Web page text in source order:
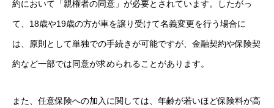
約において「親権者の同意」が必要とされています。したがっ
て、18歳や19歳の方が車を譲り受けて名義変更を行う場合に
は、原則として単独での手続きが可能ですが、金融契約や保険契
約など一部では同意が求められることがあります。
また、任意保険への加入に関しては、年齢が若いほど保険料が高